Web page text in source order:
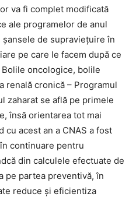
va fi complet modificată
ale programelor de anul
de supravieţuire în
pe care le facem după ce
oncologice, bolile
renală cronică – Programul
zaharat se află pe primele
însă orientarea tot mai
cu acest an a CNAS a fost
continuare pentru
din calculele efectuate de
pe partea preventivă, în
reduce şi eficientiza